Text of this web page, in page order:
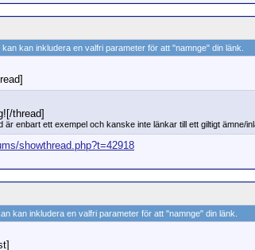
kan inkludera en valfri parameter för att "namnge" din länk.
thread]
är enbart ett exempel och kanske inte länkar till ett giltigt ämne/
showthread.php?t=42918
kan inkludera en valfri parameter för att "namnge" din länk.